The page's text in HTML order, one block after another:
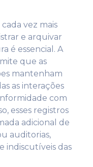
vez mais
e arquivar
é essencial. A
que as
mantenham
as interações
com
esses registros
adicional de
auditorias,
indiscutíveis das